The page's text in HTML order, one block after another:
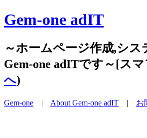
Gem-one adIT
～ホームページ作成,シス
Gem-one adITです～[ス
へ)
Gem-one | About Gem-one adIT | お